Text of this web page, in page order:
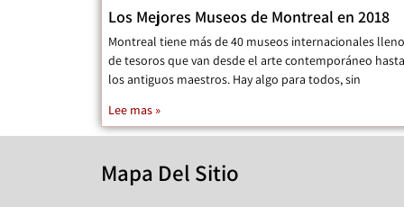
Los Mejores Museos de Montreal en 2018
Montreal tiene más de 40 museos internacionales
de tesoros que van desde el arte contemporáneo hasta
los antiguos maestros. Hay algo para todos, sin
Lee mas »
Mapa Del Sitio